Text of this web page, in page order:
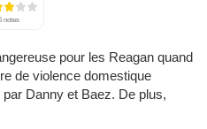
notes
pour les Reagan quand
de violence domestique
Danny et Baez. De plus,